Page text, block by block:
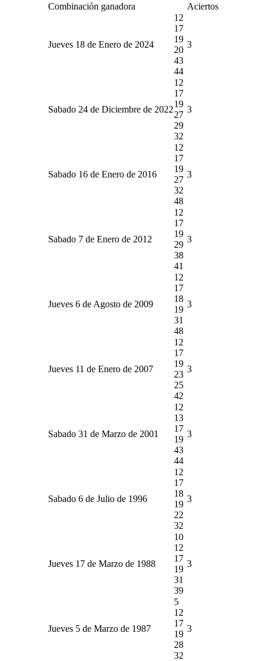
Combinación ganadora Aciertos
Jueves 18 de Enero de 2024
12
17
19
20
43
44
3
Sabado 24 de Diciembre de 2022
12
17
19
27
29
32
3
Sabado 16 de Enero de 2016
12
17
19
27
32
48
3
Sabado 7 de Enero de 2012
12
17
19
29
38
41
3
Jueves 6 de Agosto de 2009
12
17
18
19
31
48
3
Jueves 11 de Enero de 2007
12
17
19
23
25
42
3
Sabado 31 de Marzo de 2001
12
13
17
19
43
44
3
Sabado 6 de Julio de 1996
12
17
18
19
22
32
3
Jueves 17 de Marzo de 1988
10
12
17
19
31
39
3
Jueves 5 de Marzo de 1987
5
12
17
19
28
32
3